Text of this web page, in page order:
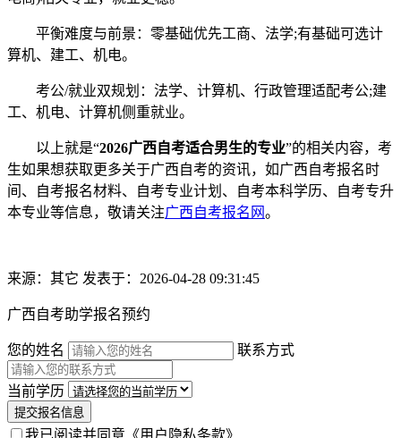
平衡难度与前景：零基础优先工商、法学;有基础可选计
算机、建工、机电。
考公/就业双规划：法学、计算机、行政管理适配考公;建
工、机电、计算机侧重就业。
以上就是“2026广西自考适合男生的专业”的相关内容，考
生如果想获取更多关于广西自考的资讯，如广西自考报名时
间、自考报名材料、自考专业计划、自考本科学历、自考专升
本专业等信息，敬请关注广西自考报名网。
来源：其它 发表于：2026-04-28 09:31:45
广西自考助学报名预约
您的姓名 联系方式
当前学历
提交报名信息
我已阅读并同意 《用户隐私条款》